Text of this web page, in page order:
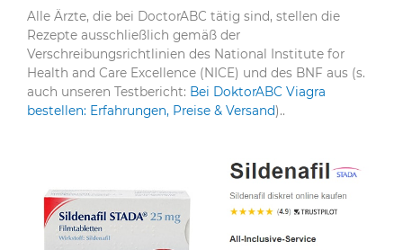
Alle Ärzte, die bei DoctorABC tätig sind, stellen die
Rezepte ausschließlich gemäß der
Verschreibungsrichtlinien des National Institute for
Health and Care Excellence (NICE) und des BNF aus (s.
auch unseren Testbericht: Bei DoktorABC Viagra
bestellen: Erfahrungen, Preise & Versand)..